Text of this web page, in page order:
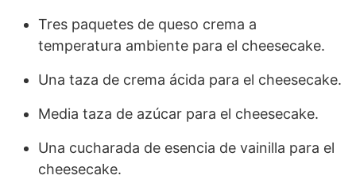
Tres paquetes de queso crema a
temperatura ambiente para el cheesecake.
Una taza de crema ácida para el cheesecake.
Media taza de azúcar para el cheesecake.
Una cucharada de esencia de vainilla para el
cheesecake.